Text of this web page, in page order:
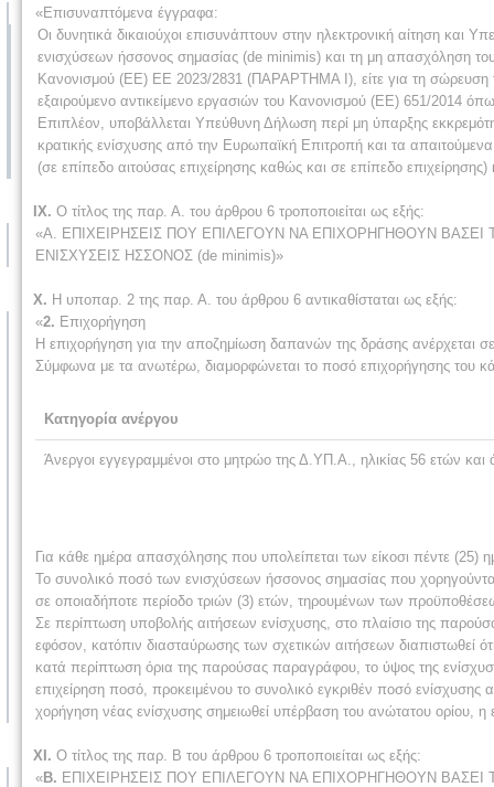
«Επισυναπτόμενα έγγραφα:
Οι δυνητικά δικαιούχοι επισυνάπτουν στην ηλεκτρονική αίτηση
ενισχύσεων ήσσονος σημασίας (de minimis) και τη μη απασχόληση
Κανονισμού (ΕΕ) ΕΕ 2023/2831 (ΠΑΡΑΡΤΗΜΑ Ι), είτε για τη σώρευση
εξαιρούμενο αντικείμενο εργασιών του Κανονισμού (ΕΕ) 651/2014
Επιπλέον, υποβάλλεται Υπεύθυνη Δήλωση περί μη ύπαρξης
κρατικής ενίσχυσης από την Ευρωπαϊκή Επιτροπή και τα απαιτούμενα
(σε επίπεδο αιτούσας επιχείρησης καθώς και σε επίπεδο
ΙΧ. Ο τίτλος της παρ. Α. του άρθρου 6 τροποποιείται ως εξής:
«Α. ΕΠΙΧΕΙΡΗΣΕΙΣ ΠΟΥ ΕΠΙΛΕΓΟΥΝ ΝΑ ΕΠΙΧΟΡΗΓΗΘΟΥΝ ΒΑΣΕΙ
ΕΝΙΣΧΥΣΕΙΣ ΗΣΣΟΝΟΣ (de minimis)»
Χ. Η υποπαρ. 2 της παρ. Α. του άρθρου 6 αντικαθίσταται ως εξής:
«2. Επιχορήγηση
Η επιχορήγηση για την αποζημίωση δαπανών της δράσης ανέρχεται
Σύμφωνα με τα ανωτέρω, διαμορφώνεται το ποσό επιχορήγησης του
Κατηγορία ανέργου
Άνεργοι εγγεγραμμένοι στο μητρώο της Δ.ΥΠ.Α., ηλικίας 56 ετών και
Για κάθε ημέρα απασχόλησης που υπολείπεται των είκοσι πέντε
Το συνολικό ποσό των ενισχύσεων ήσσονος σημασίας που
σε οποιαδήποτε περίοδο τριών (3) ετών, τηρουμένων των
Σε περίπτωση υποβολής αιτήσεων ενίσχυσης, στο πλαίσιο της
εφόσον, κατόπιν διασταύρωσης των σχετικών αιτήσεων διαπιστωθεί
κατά περίπτωση όρια της παρούσας παραγράφου, το ύψος της
επιχείρηση ποσό, προκειμένου το συνολικό εγκριθέν ποσό
χορήγηση νέας ενίσχυσης σημειωθεί υπέρ­βαση του ανώτατου ορίου,
ΧΙ. Ο τίτλος της παρ. Β του άρθρου 6 τροποποιείται ως εξής:
«Β. ΕΠΙΧΕΙΡΗΣΕΙΣ ΠΟΥ ΕΠΙΛΕΓΟΥΝ ΝΑ ΕΠΙΧΟΡΗΓΗΘΟΥΝ